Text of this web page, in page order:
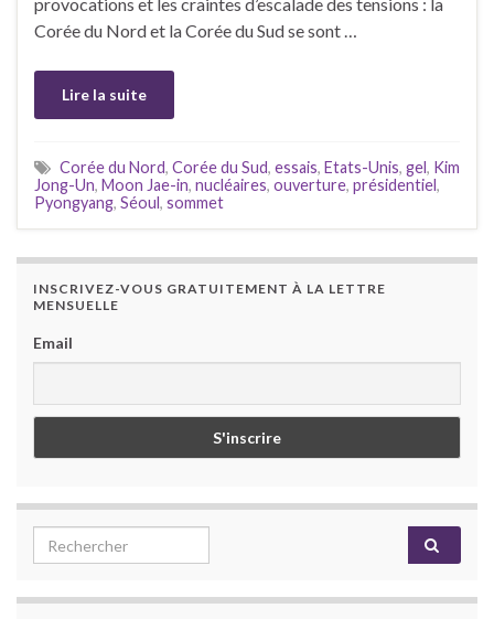
Corée du Nord et la Corée du Sud se sont …
Lire la suite
Corée du Nord, Corée du Sud, essais, Etats-Unis, gel, Kim
Jong-Un, Moon Jae-in, nucléaires, ouverture, présidentiel,
Pyongyang, Séoul, sommet
INSCRIVEZ-VOUS GRATUITEMENT À LA LETTRE
MENSUELLE
Email
Search for: